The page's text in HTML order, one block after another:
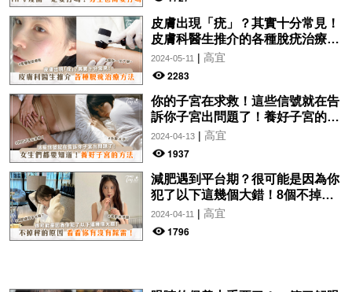
皮膚出現「疣」？其實十分常見！
皮膚科醫生推介的各種脫疣治療方
法分析！讓你一文了解~
2024-05-11 | 高宜
2283
你的子宮在求救！這些信號就在告
訴你子宮出問題了！養好子宮的方
法，女生們都要知道！
2024-04-13| 高宜
1937
減肥遇到平台期？很可能是因為你
犯了以下這幾個大錯！8個不掉秤
的原因，看看你有沒有踩雷！
2024-04-11 | 高宜
1796